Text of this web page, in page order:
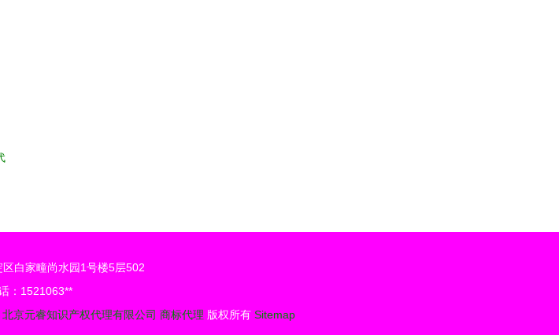
白家疃尚水园1号楼5层502
：1521063**
北京元睿知识产权代理有限公司 商标代理 版权所有 Sitemap